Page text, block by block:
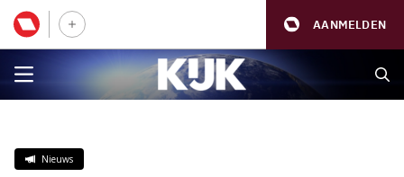
AANMELDEN
Nieuws